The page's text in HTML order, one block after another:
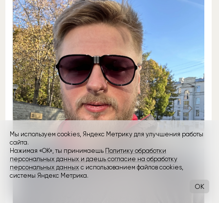
Мы используем cookies, Яндекс Метрику для улучшения работы
сайта.
Нажимая «ОК», ты принимаешь Политику обработки
персональных данных и даешь согласие на обработку
персональных данных с использованием файлов cookies,
системы Яндекс Метрика.
OK